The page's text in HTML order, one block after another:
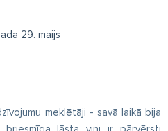
29. maijs
meklētāji - savā laikā bija